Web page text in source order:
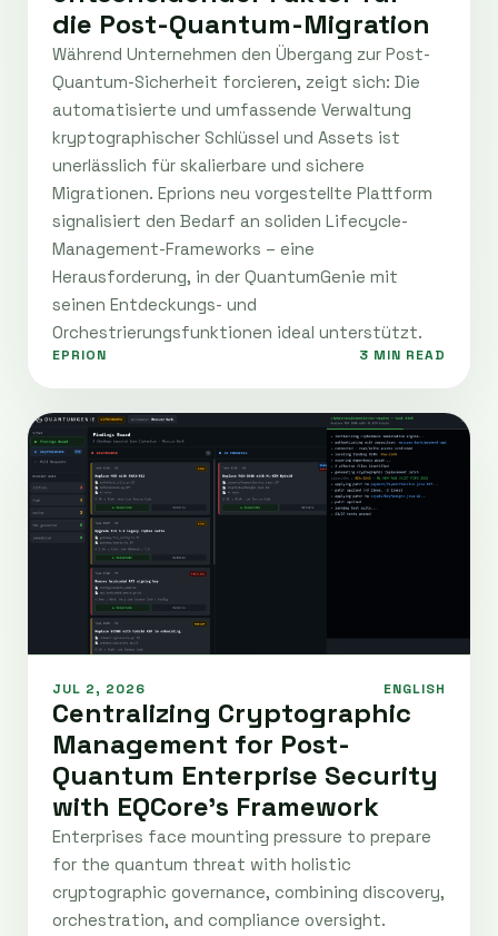
die Post-Quantum-Migration
Während Unternehmen den Übergang zur Post-
Quantum-Sicherheit forcieren, zeigt sich: Die
automatisierte und umfassende Verwaltung
kryptographischer Schlüssel und Assets ist
unerlässlich für skalierbare und sichere
Migrationen. Eprions neu vorgestellte Plattform
signalisiert den Bedarf an soliden Lifecycle-
Management-Frameworks – eine
Herausforderung, in der QuantumGenie mit
seinen Entdeckungs- und
Orchestrierungsfunktionen ideal unterstützt.
EPRION 3 MIN READ
JUL 2, 2026 ENGLISH
Centralizing Cryptographic
Management for Post-
Quantum Enterprise Security
with EQCore's Framework
Enterprises face mounting pressure to prepare
for the quantum threat with holistic
cryptographic governance, combining discovery,
orchestration, and compliance oversight.